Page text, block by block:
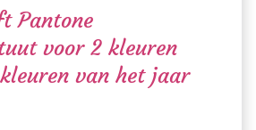
Pantone
voor 2 kleuren
van het jaar